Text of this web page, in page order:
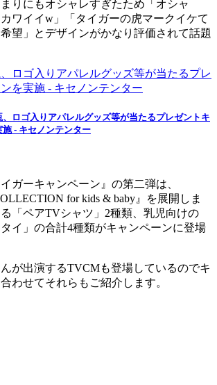
りにもオシャレすぎたため「オシャ
ワイイw」「タイガーの虎マークイケて
望」とデザインがかなり評価されて話題
、ロゴ入りアパレルグッズ等が当たるプレゼントキ
施 - キセノンテンター
ガーキャンペーン』の第二弾は、
for kids & baby』を展開しま
「ペアTVシャツ」2種類、乳児向けの
タイ」の合計4種類がキャンペーンに登場
が出演するTVCMも登場しているのでキ
わせてそれらもご紹介します。